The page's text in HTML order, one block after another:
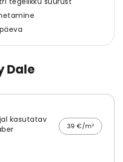
Dale
kasutatav
39 €/m²